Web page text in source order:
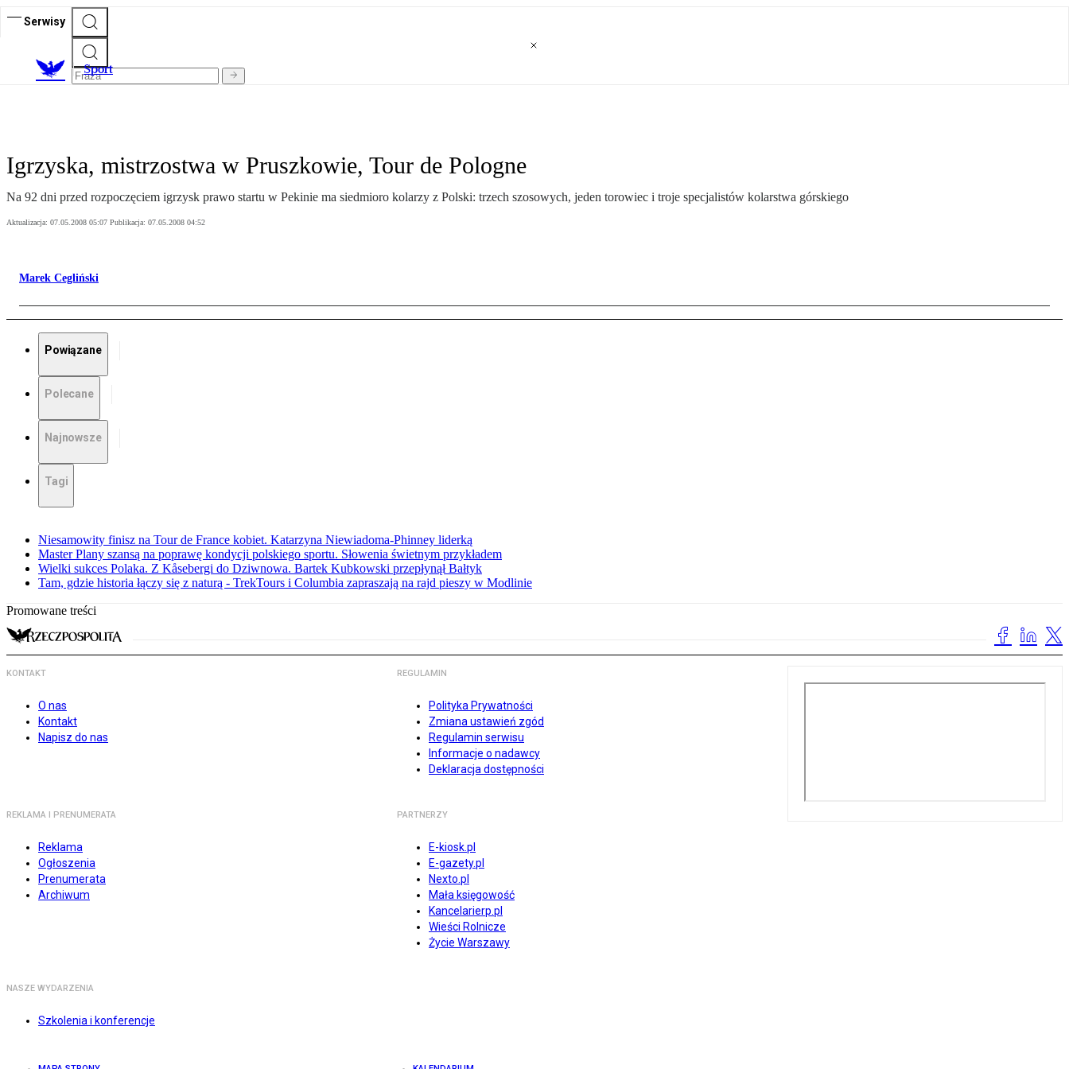
Serwisy
Sport
Igrzyska, mistrzostwa w Pruszkowie, Tour de Pologne
Na 92 dni przed rozpoczęciem igrzysk prawo startu w Pekinie ma siedmioro kolarzy z Polski: trzech szosowych, jeden torowiec i troje specjalistów kolarstwa górskiego
Aktualizacja: 07.05.2008 05:07 Publikacja: 07.05.2008 04:52
Marek Cegliński
Powiązane
Polecane
Najnowsze
Tagi
Niesamowity finisz na Tour de France kobiet. Katarzyna Niewiadoma-Phinney liderką
Master Plany szansą na poprawę kondycji polskiego sportu. Słowenia świetnym przykładem
Wielki sukces Polaka. Z Kåsebergi do Dziwnowa. Bartek Kubkowski przepłynął Bałtyk
Tam, gdzie historia łączy się z naturą - TrekTours i Columbia zapraszają na rajd pieszy w Modlinie
Promowane treści
KONTAKT
O nas
Kontakt
Napisz do nas
REGULAMIN
Polityka Prywatności
Zmiana ustawień zgód
Regulamin serwisu
Informacje o nadawcy
Deklaracja dostępności
REKLAMA I PRENUMERATA
Reklama
Ogłoszenia
Prenumerata
Archiwum
PARTNERZY
E-kiosk.pl
E-gazety.pl
Nexto.pl
Mała księgowość
Kancelarierp.pl
Wieści Rolnicze
Życie Warszawy
NASZE WYDARZENIA
Szkolenia i konferencje